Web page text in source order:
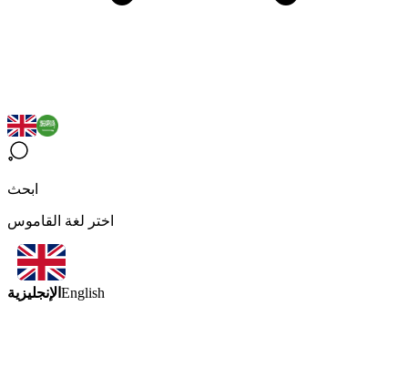
ابحث
اختر لغة القاموس
الإنجليزية English